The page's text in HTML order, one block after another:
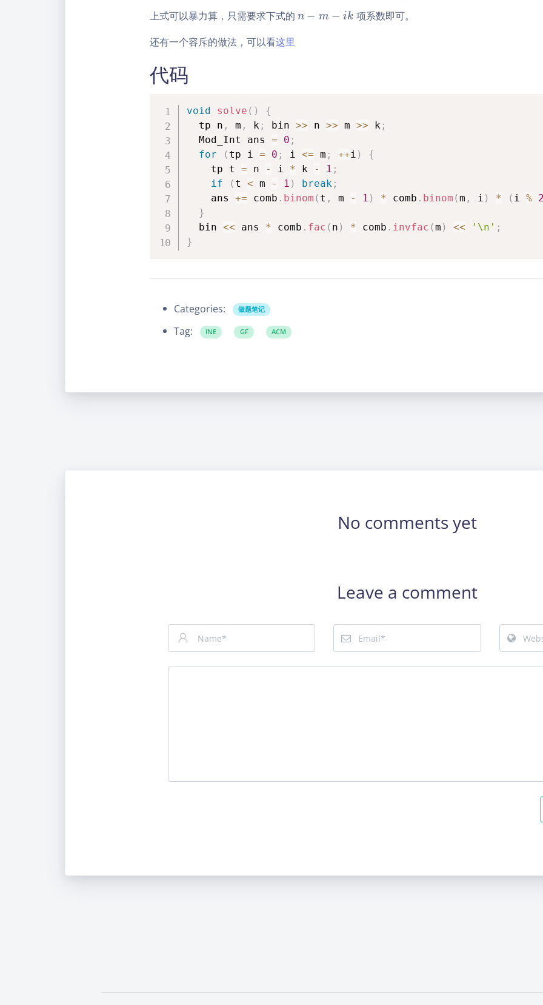
上式可以暴力算，只需要求下式的 n
n − m − ik 项系数即可。
还有一个容斥的做法，可以看这里
代码
void solve ( )
{
  tp n
, m , k ; bin >> n >> m >> k ;
  Mod_Int ans
= 0 ;
for
( tp i = 0 ; i <= m ; ++i )
{
    tp t
= n - i * k - 1 ;
if
( t < m - 1 ) break ;
    ans
+= comb . binom ( t , m - 1 ) * comb . binom (m , i ) * ( i % 2
}
  bin
<< ans * comb . fac ( n ) * comb . invfac (m ) << '\n' ;
}
Categories: 做题笔记
Tag: INE GF ACM
No comments yet
Leave a comment